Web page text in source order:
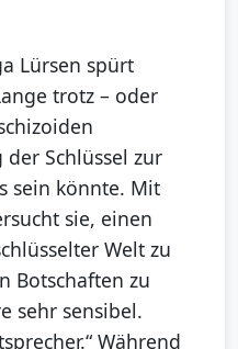
Lürsen spürt
trotz – oder
Schlüssel zur
sein könnte. Mit
sie, einen
Welt zu
Botschaften zu
sehr sensibel.
Während